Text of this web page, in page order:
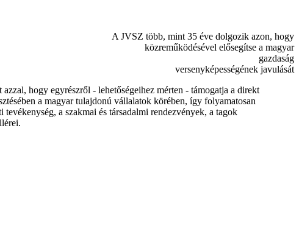
A JVSZ több, mint 35 éve dolgozik azon, hogy
közreműködésével elősegítse a magyar
gazdaság
versenyképességének javulását
hogy egyrészről - lehetőségeihez mérten - támogatja a direkt
a magyar tulajdonú vállalatok körében, így folyamatosan
a szakmai és társadalmi rendezvények, a tagok